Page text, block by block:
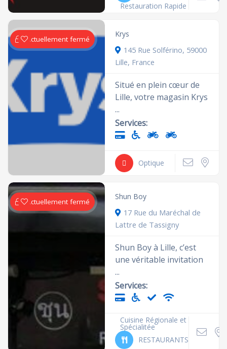
Restauration Rapide
Actuellement fermé
Krys
145 Rue Solférino, 59000
Lille, France
Situé en plein cœur de
Lille, votre magasin Krys
...
Services:
Optique
Actuellement fermé
Shun Boy
17 Rue du Maréchal de
Lattre de Tassigny
Shun Boy à Lille, c’est
une véritable invitation
...
Services:
Cuisine Régionale et
Spécialitée
RESTAURANTS